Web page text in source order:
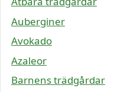
Auberginer
Avokado
Azaleor
Barnens trädgårdar